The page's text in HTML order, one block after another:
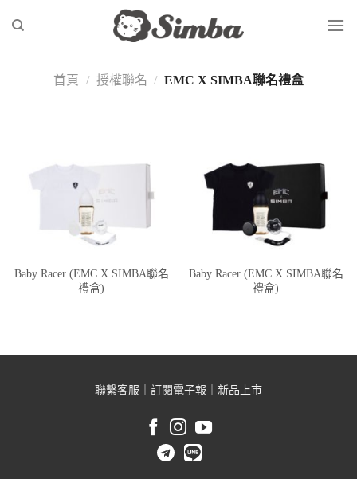
首頁 / 授權聯名 / EMC X SIMBA聯名禮盒
Baby Racer (EMC X SIMBA聯名
禮盒)
Baby Racer (EMC X SIMBA聯名
禮盒)
聯繫客服 訂閱電子報 新品上市